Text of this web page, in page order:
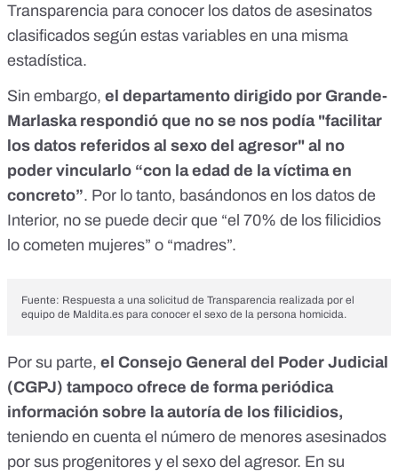
Transparencia para conocer los datos de asesinatos
clasificados según estas variables en una misma
estadística.
Sin embargo, el departamento dirigido por Grande-
Marlaska respondió que no se nos podía "facilitar
los datos referidos al sexo del agresor" al no
poder vincularlo “con la edad de la víctima en
concreto”. Por lo tanto, basándonos en los datos de
Interior, no se puede decir que “el 70% de los filicidios
lo cometen mujeres” o “madres”.
Fuente: Respuesta a una solicitud de Transparencia realizada por el
equipo de Maldita.es para conocer el sexo de la persona homicida.
Por su parte, el Consejo General del Poder Judicial
(CGPJ) tampoco ofrece de forma periódica
información sobre la autoría de los filicidios,
teniendo en cuenta el número de menores asesinados
por sus progenitores y el sexo del agresor. En su